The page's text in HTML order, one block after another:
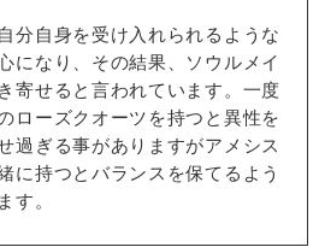
分自身を受け入れられるような
になり、その結果、ソウルメイ
寄せると言われています。一度
ローズクオーツを持つと異性を
過ぎる事がありますがアメシス
に持つとバランスを保てるよう
す。